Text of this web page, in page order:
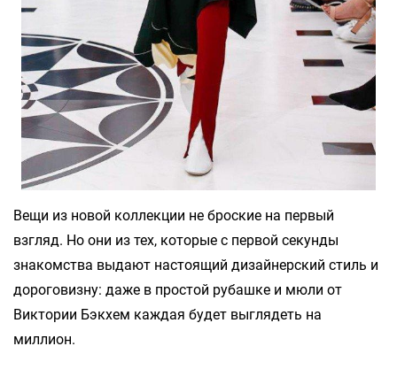
Вещи из новой коллекции не броские на первый
взгляд. Но они из тех, которые с первой секунды
знакомства выдают настоящий дизайнерский стиль и
дороговизну: даже в простой рубашке и мюли от
Виктории Бэкхем каждая будет выглядеть на
миллион.